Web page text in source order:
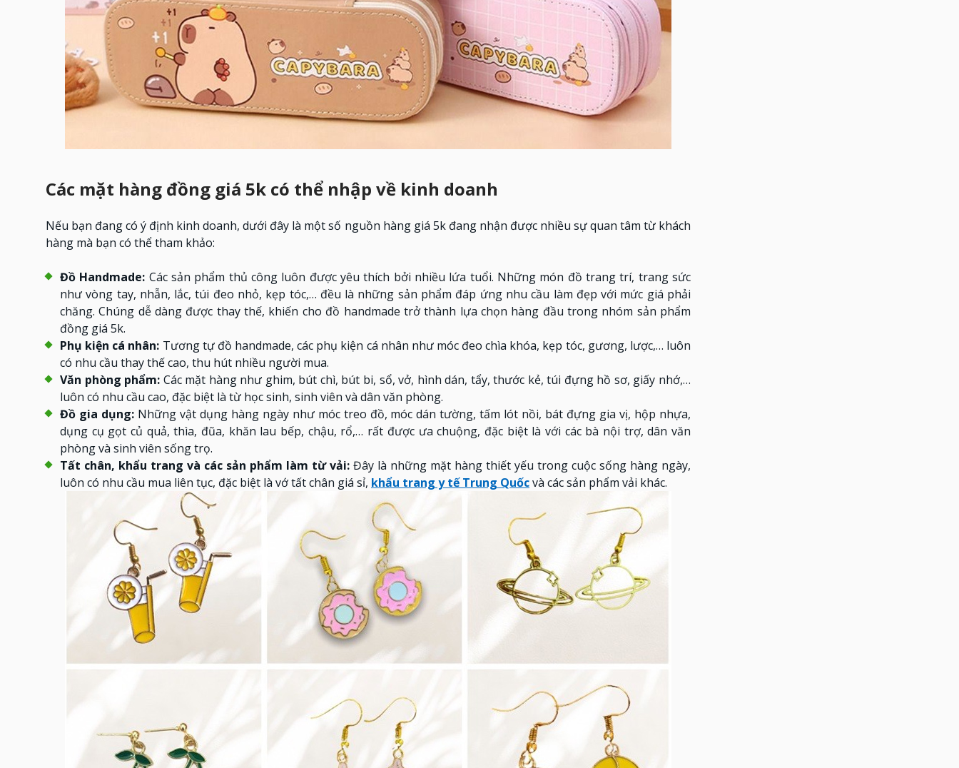
Các mặt hàng đồng giá 5k có thể nhập về kinh doanh
Nếu bạn đang có ý định kinh doanh, dưới đây là một số nguồn hàng giá 5k đang nhận được nhiều sự quan tâm từ khách
hàng mà bạn có thể tham khảo:
Đồ Handmade: Các sản phẩm thủ công luôn được yêu thích bởi nhiều lứa tuổi. Những món đồ trang trí, trang sức
như vòng tay, nhẫn, lắc, túi đeo nhỏ, kẹp tóc,… đều là những sản phẩm đáp ứng nhu cầu làm đẹp với mức giá phải
chăng. Chúng dễ dàng được thay thế, khiến cho đồ handmade trở thành lựa chọn hàng đầu trong nhóm sản phẩm
đồng giá 5k.
Phụ kiện cá nhân: Tương tự đồ handmade, các phụ kiện cá nhân như móc đeo chìa khóa, kẹp tóc, gương, lược,… luôn
có nhu cầu thay thế cao, thu hút nhiều người mua.
Văn phòng phẩm: Các mặt hàng như ghim, bút chì, bút bi, sổ, vở, hình dán, tẩy, thước kẻ, túi đựng hồ sơ, giấy nhớ,…
luôn có nhu cầu cao, đặc biệt là từ học sinh, sinh viên và dân văn phòng.
Đồ gia dụng:Những vật dụng hàng ngày như móc treo đồ, móc dán tường, tấm lót nồi, bát đựng gia vị, hộp nhựa,
dụng cụ gọt củ quả, thìa, đũa, khăn lau bếp, chậu, rổ,… rất được ưa chuộng, đặc biệt là với các bà nội trợ, dân văn
phòng và sinh viên sống trọ.
Tất chân, khẩu trang và các sản phẩm làm từ vải: Đây là những mặt hàng thiết yếu trong cuộc sống hàng ngày,
luôn có nhu cầu mua liên tục, đặc biệt là vớ tất chân giá sỉ, khẩu trang y tế Trung Quốcvà các sản phẩm vải khác.